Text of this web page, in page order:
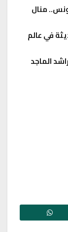
منال
في عالم
الماجد